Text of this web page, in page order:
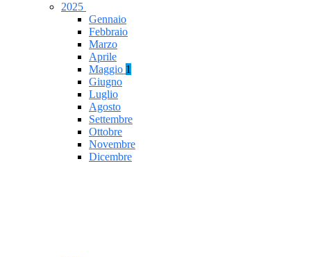
2025
Gennaio
Febbraio
Marzo
Aprile
Maggio 1
Giugno
Luglio
Agosto
Settembre
Ottobre
Novembre
Dicembre